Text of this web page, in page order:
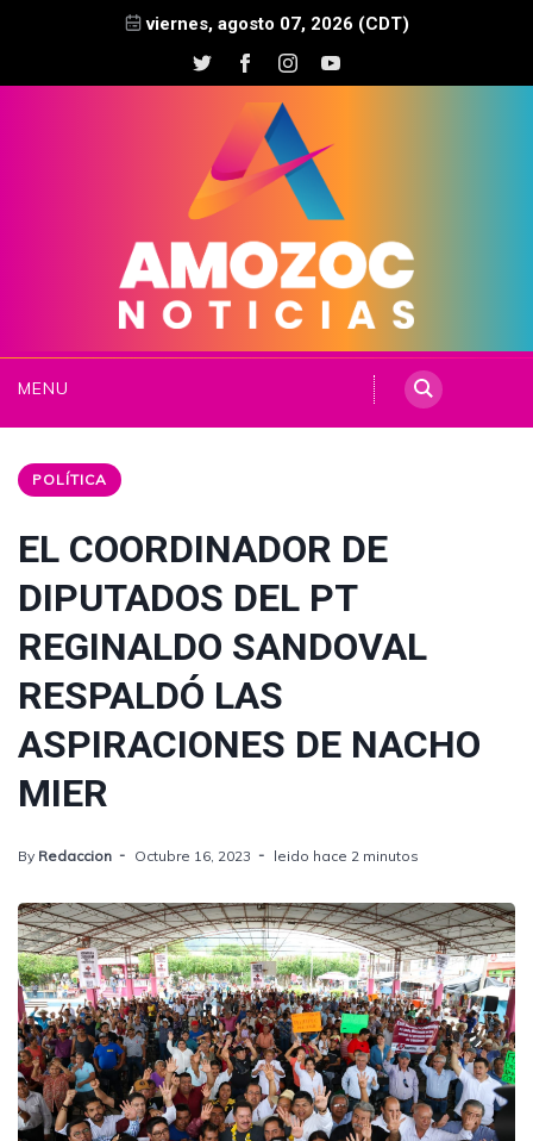
viernes, agosto 07, 2026 (CDT)
MENU
POLÍTICA
EL COORDINADOR DE
DIPUTADOS DEL PT
REGINALDO SANDOVAL
RESPALDÓ LAS
ASPIRACIONES DE NACHO
MIER
By Redaccion Octubre 16, 2023 leido hace 2 minutos